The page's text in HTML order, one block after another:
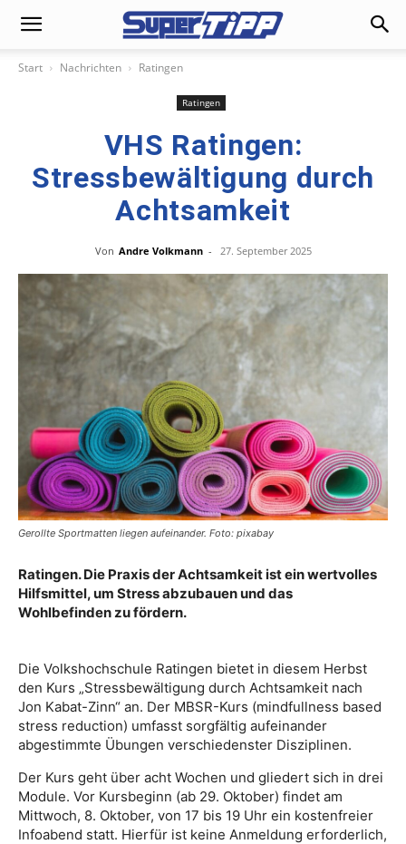
Start Nachrichten Ratingen
Ratingen
VHS Ratingen:
Stressbewältigung durch
Achtsamkeit
Von Andre Volkmann - 27. September 2025
Gerollte Sportmatten liegen aufeinander. Foto: pixabay
Ratingen. Die Praxis der Achtsamkeit ist ein wertvolles
Hilfsmittel, um Stress abzubauen und das
Wohlbefinden zu fördern.
Die Volkshochschule Ratingen bietet in diesem Herbst
den Kurs „Stressbewältigung durch Achtsamkeit nach
Jon Kabat-Zinn“ an. Der MBSR-Kurs (mindfullness based
stress reduction) umfasst sorgfältig aufeinander
abgestimmte Übungen verschiedenster Disziplinen.
Der Kurs geht über acht Wochen und gliedert sich in drei
Module. Vor Kursbeginn (ab 29. Oktober) findet am
Mittwoch, 8. Oktober, von 17 bis 19 Uhr ein kostenfreier
Infoabend statt. Hierfür ist keine Anmeldung erforderlich,